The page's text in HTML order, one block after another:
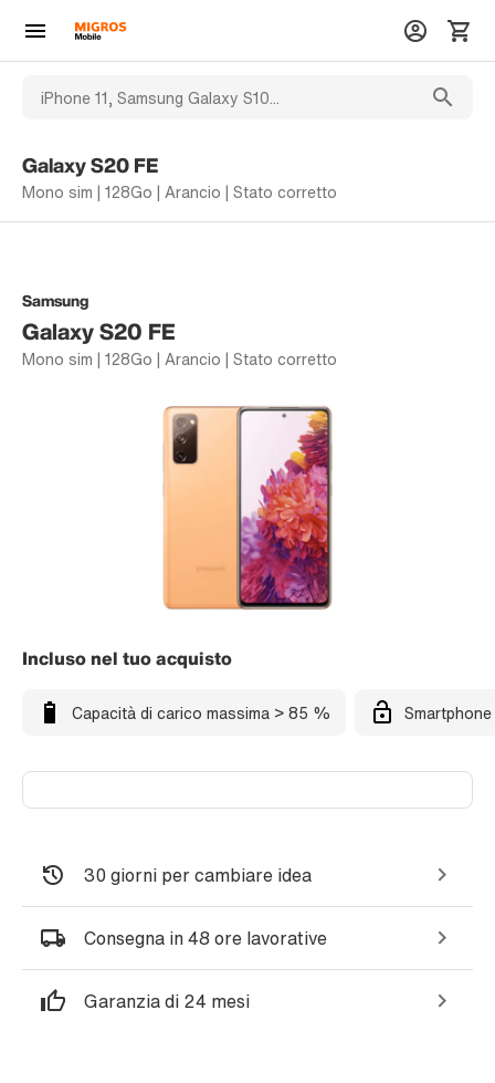
Galaxy S20 FE
Mono sim | 128Go | Arancio | Stato corretto
Samsung
Galaxy S20 FE
Mono sim | 128Go | Arancio | Stato corretto
Incluso nel tuo acquisto
Capacità di carico massima > 85 %
30 giorni per cambiare idea
Consegna in 48 ore lavorative
Garanzia di 24 mesi